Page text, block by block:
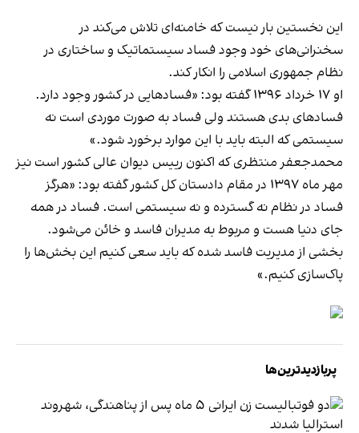
این نخستین‌ بار نیست که خامنه‌ای تلاش می‌کند در
سخنرانی‌های خود وجود فساد سیستماتیک و ساختاری در
نظام جمهوری اسلامی را انکار کند.
او ۱۷ خرداد ۱۳۹۶ گفته بود: «فسادهایی در کشور وجود دارد.
فسادهای بدی هستند ولی فساد به صورت موردی است نه
سیستمی که البته باید با این موارد برخورد شود.»
محمدجعفر منتظری که اکنون رییس دیوان عالی کشور است نیز
مهر ماه ۱۳۹۷ در مقام دادستان کل کشور گفته بود: «هرگز
فساد در نظام نه گسترده و نه سیستمی است. فساد در همه
جای دنیا هست و مربوط به مدیران فاسد و خائن می‌شود.
بخشی از مدیریت فاسد شده که باید سعی کنیم این بخش‌ها را
پاک‌سازی کنیم.»
پربازدیدترین‌ها